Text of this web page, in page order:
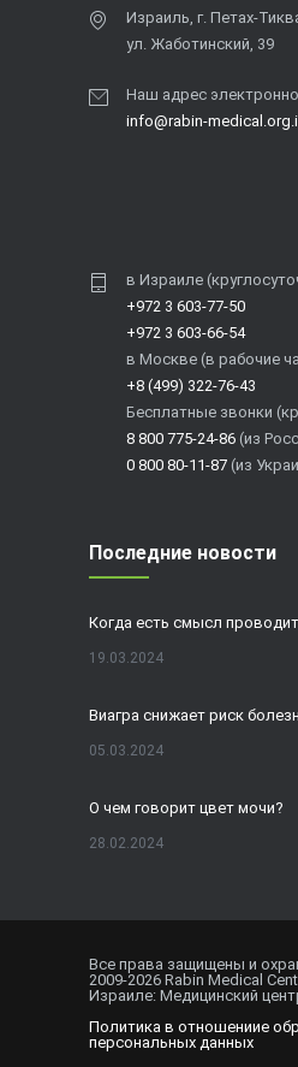
Израиль, г. Петах-
ул. Жаботинский, 39
Наш адрес
info@rabin-medical.org.il
в Израиле
+972 3 603-77-50
+972 3 603-66-54
в Москве (в рабочие
+8 (499) 322-76-43
Бесплатные звонки
8 800 775-24-86 (из
0 800 80-11-87 (из
Последние новости
19.03.2024
05.03.2024
О чем говорит цвет мочи?
28.02.2024
01.02.2024
Все права защищены и
2009-2026 Rabin Medical
Израиле: Медицинский
Политика в отношениие
персональных данных